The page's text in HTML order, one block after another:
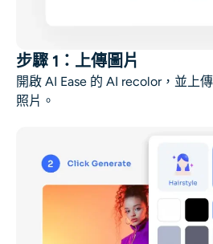
AI寶貝
AI濾鏡
護照照片製作工具
步驟 1：上傳圖片
開啟 AI Ease 的 AI recolor，並上
照片。